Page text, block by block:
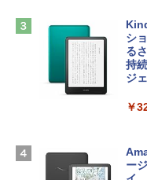
13
ス
ラ
￥
4(
￥
ラ
に
め
￥
FM
￥
シ
る
持
ジ
￥
ー